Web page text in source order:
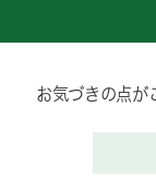
お気づきの点が